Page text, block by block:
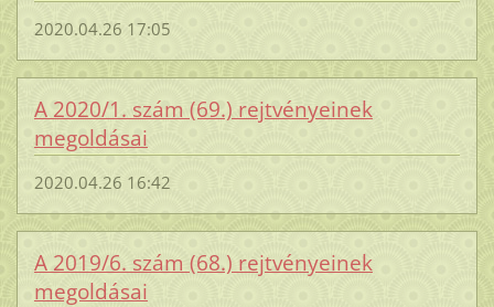
2020.04.26 17:05
A 2020/1. szám (69.) rejtvényeinek
megoldásai
2020.04.26 16:42
A 2019/6. szám (68.) rejtvényeinek
megoldásai